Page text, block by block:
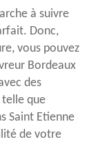
à suivre
Donc,
vous pouvez
Bordeaux
des
que
Saint Etienne
de votre